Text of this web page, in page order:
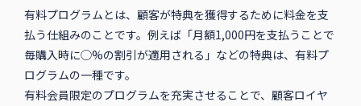
有料プログラムとは、顧客が特典を獲得するために料金を支
払う仕組みのことです。例えば「月額1,000円を支払うことで
毎購入時に◯%の割引が適用される」などの特典は、有料プ
ログラムの一種です。
有料会員限定のプログラムを充実させることで、顧客ロイヤ